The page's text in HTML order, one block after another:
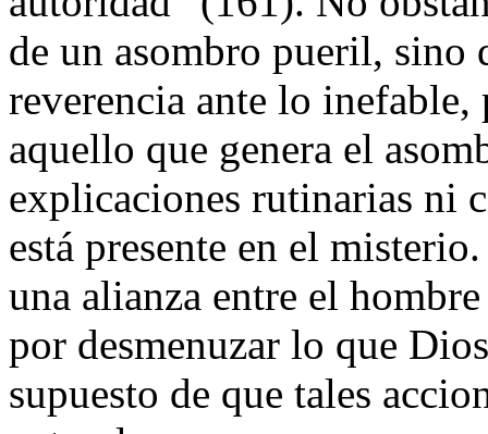
de un asombro pueril, sino
reverencia ante lo
aquello que genera el
explicaciones rutinarias ni
está presente en el
una alianza entre el
por desmenuzar lo que
supuesto de que tales